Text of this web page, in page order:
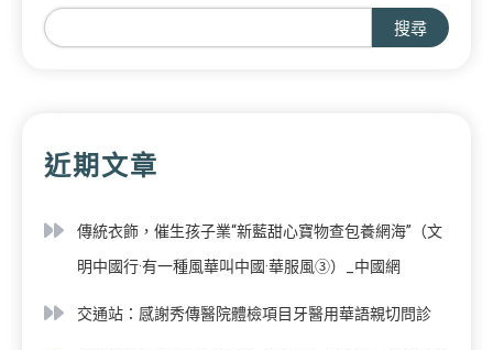
搜尋
近期文章
傳統衣飾，催生孩子業“新藍甜心寶物查包養網海”（文
明中國行·有一種風華叫中國·華服風③）_中國網
交通站：感謝秀傳醫院體檢項目牙醫用華語親切問診